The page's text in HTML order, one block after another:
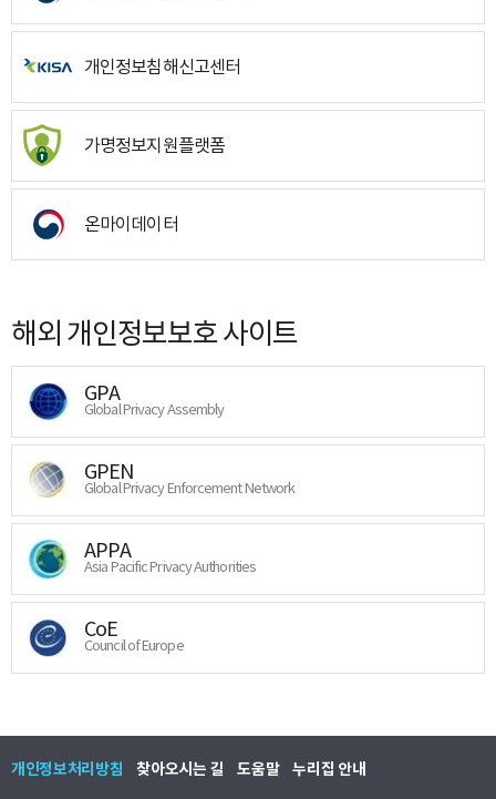
개인정보침해신고센터
가명정보지원플랫폼
온마이데이터
해외 개인정보보호 사이트
GPA
Global Privacy Assembly
GPEN
Global Privacy Enforcement Network
APPA
Asia Pacific Privacy Authorities
CoE
Council of Europe
개인정보처리방침 찾아오시는 길 도움말 누리집 안내